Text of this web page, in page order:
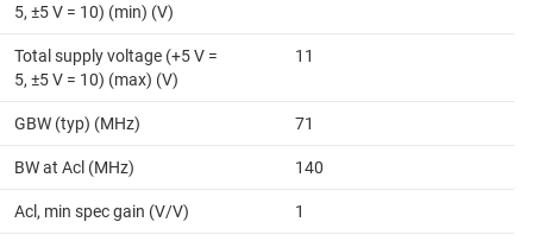
5, ±5 V = 10) (min) (V)
Total supply voltage (+5 V =
5, ±5 V = 10) (max) (V)
11
GBW (typ) (MHz) 71
BW at Acl (MHz) 140
Acl, min spec gain (V/V) 1